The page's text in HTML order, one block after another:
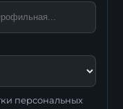
персональных